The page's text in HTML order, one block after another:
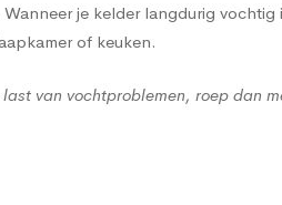
je kelder langdurig
of keuken.
van vochtproblemen, roep dan